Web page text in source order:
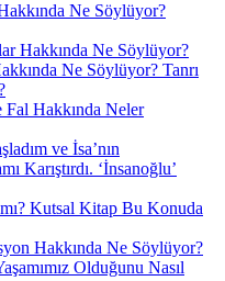
Ne Söylüyor?
Hakkında Ne Söylüyor?
Ne Söylüyor? Tanrı
Hakkında Neler
ve İsa’nın
Karıştırdı. ‘İnsanoğlu’
Kutsal Kitap Bu Konuda
Hakkında Ne Söylüyor?
Olduğunu Nasıl